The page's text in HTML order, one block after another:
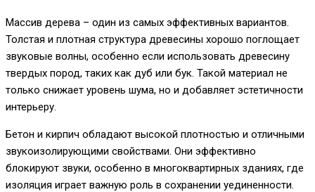
Массив дерева – один из самых эффективных вариантов.
Толстая и плотная структура древесины хорошо поглощает
звуковые волны, особенно если использовать древесину
твердых пород, таких как дуб или бук. Такой материал не
только снижает уровень шума, но и добавляет эстетичности
интерьеру.
Бетон и кирпич обладают высокой плотностью и отличными
звукоизолирующими свойствами. Они эффективно
блокируют звуки, особенно в многоквартирных зданиях, где
изоляция играет важную роль в сохранении уединенности.